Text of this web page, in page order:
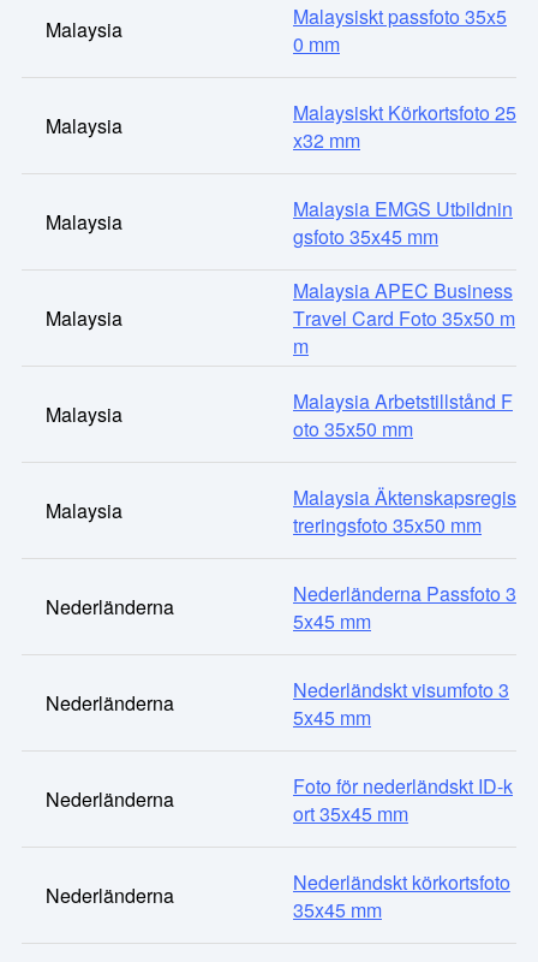
Malaysia
Malaysiskt passfoto 35x5
0 mm
Malaysia
Malaysiskt Körkortsfoto 25
x32 mm
Malaysia
Malaysia EMGS Utbildnin
gsfoto 35x45 mm
Malaysia
Malaysia APEC Business
Travel Card Foto 35x50 m
m
Malaysia
Malaysia Arbetstillstånd F
oto 35x50 mm
Malaysia
Malaysia Äktenskapsregis
treringsfoto 35x50 mm
Nederländerna
Nederländerna Passfoto 3
5x45 mm
Nederländerna
Nederländskt visumfoto 3
5x45 mm
Nederländerna
Foto för nederländskt ID-k
ort 35x45 mm
Nederländerna
Nederländskt körkortsfoto
35x45 mm